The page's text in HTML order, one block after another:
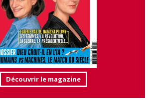
Découvrir le magazine